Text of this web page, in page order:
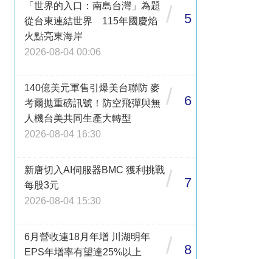
「世界的入口：南島台灣」為題
從台東連結世界 115年國慶焰
火點亮東海岸
2026-08-04 00:06
/ 5
140億美元軍售引爆美台聯防 麥
考爾拋重磅訊號！防空飛彈與無
人機台美共同生產大轉型
2026-08-04 16:30
/ 6
新唐切入AI伺服器BMC 獲利挑戰
每股3元
2026-08-04 15:30
/ 7
6月營收連18月年增 川湖明年
EPS年增率有望達25%以上
/ 8